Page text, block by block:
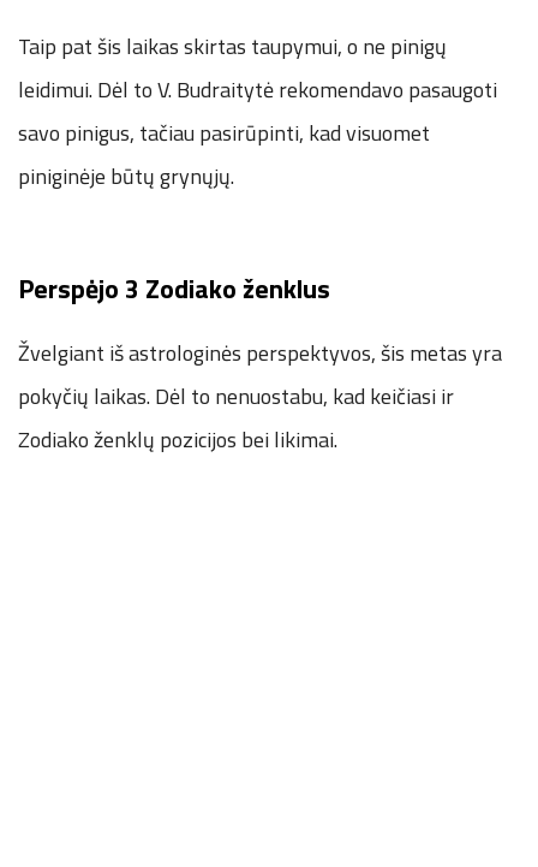
Taip pat šis laikas skirtas taupymui, o ne pinigų
leidimui. Dėl to V. Budraitytė rekomendavo pasaugoti
savo pinigus, tačiau pasirūpinti, kad visuomet
piniginėje būtų grynųjų.
Perspėjo 3 Zodiako ženklus
Žvelgiant iš astrologinės perspektyvos, šis metas yra
pokyčių laikas. Dėl to nenuostabu, kad keičiasi ir
Zodiako ženklų pozicijos bei likimai.